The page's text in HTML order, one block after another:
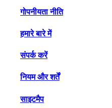
गोपनीयता नीति
हमारे बारे में
संपर्क करें
नियम और शर्तें
साइटमैप